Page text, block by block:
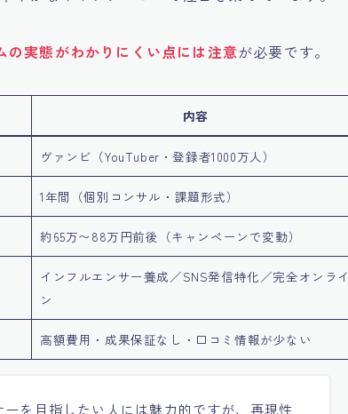
の実態がわかりにくい点には注意が必要です。
内容
ヴァンビ（YouTuber・登録者1000万人）
1年間（個別コンサル・課題形式）
約65万〜88万円前後（キャンペーンで変動）
インフルエンサー養成／SNS発信特化／完全オンライ
ン
高額費用・成果保証なし・口コミ情報が少ない
を目指したい人には魅力的ですが、再現性